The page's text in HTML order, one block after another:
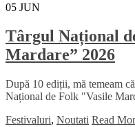
05 JUN
Târgul Național
Mardare” 2026
După 10 ediții, mă temeam
Național de Folk "Vasile
Festivaluri, Noutati Read